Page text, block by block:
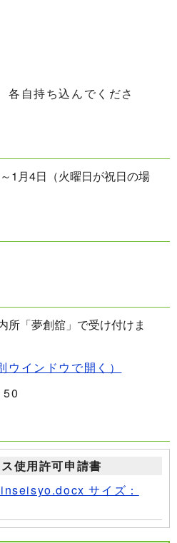
各自持ち込んでくださ
1月4日（火曜日が祝日の場
所「夢創舘」で受け付けま
ウインドウで開く）
使用許可申請書
サイズ：